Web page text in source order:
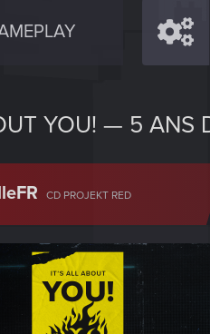
YOU! — 5 ANS
CD PROJEKT RED